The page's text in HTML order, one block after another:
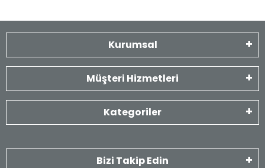
Kurumsal
Müşteri Hizmetleri
Kategoriler
Bizi Takip Edin